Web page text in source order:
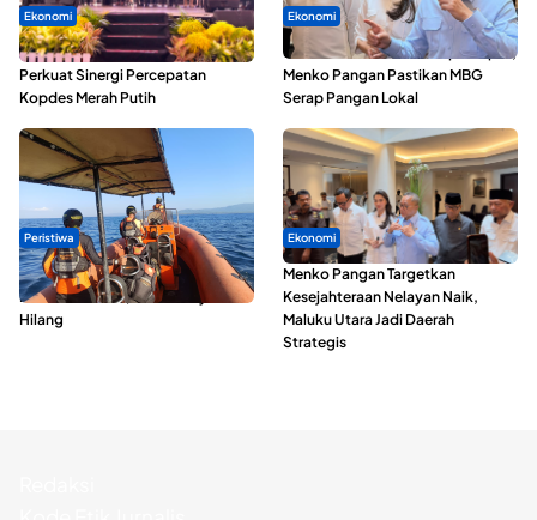
Ekonomi
Seminar di Ternate, Mendes
Perkuat Sinergi Percepatan
Kopdes Merah Putih
Ekonomi
SPPG di Maluku Utara Dipercepat,
Menko Pangan Pastikan MBG
Serap Pangan Lokal
Peristiwa
Dua Longboat Bertabrakan di
Perairan Taliabu, Satu Nelayan
Hilang
Ekonomi
Menko Pangan Targetkan
Kesejahteraan Nelayan Naik,
Maluku Utara Jadi Daerah
Strategis